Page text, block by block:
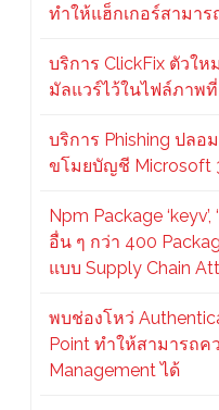
ทำให้แฮ็กเกอร์สามาร
บริการ ClickFix ตัวใ
มัลแวร์ไว้ในไฟล์ภาพที่
บริการ Phishing ปลอ
ขโมยบัญชี Microsoft
Npm Package
อื่น ๆ กว่า 400
แบบ Supply Chain
พบช่องโหว่
Point ทำให้สามารถ
Management ได้